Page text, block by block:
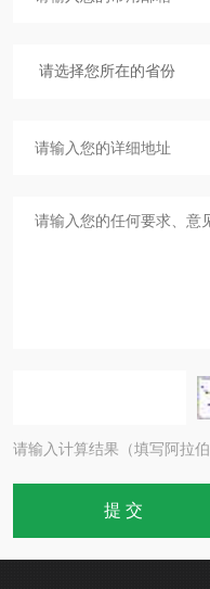
请输入计算结果（填写阿拉